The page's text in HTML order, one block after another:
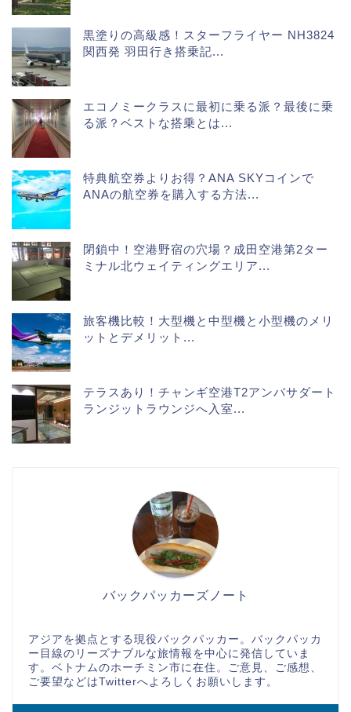
黒塗りの高級感！スターフライヤー NH3824
関西発 羽田行き搭乗記...
エコノミークラスに最初に乗る派？最後に乗
る派？ベストな搭乗とは...
特典航空券よりお得？ANA SKYコインで
ANAの航空券を購入する方法...
閉鎖中！空港野宿の穴場？成田空港第2ター
ミナル北ウェイティングエリア...
旅客機比較！大型機と中型機と小型機のメリ
ットとデメリット...
テラスあり！チャンギ空港T2アンバサダート
ランジットラウンジへ入室...
バックパッカーズノート
アジアを拠点とする現役バックパッカー。バックパッカ
ー目線のリーズナブルな旅情報を中心に発信していま
す。ベトナムのホーチミン市に在住。ご意見、ご感想、
ご要望などはTwitterへよろしくお願いします。